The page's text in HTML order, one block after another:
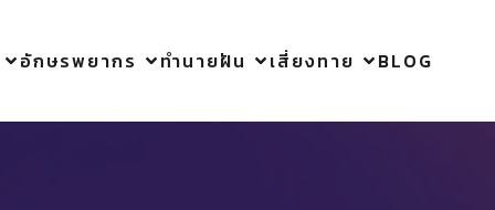
อักษรพยากร ทำนายฝัน เสี่ยงทาย BLOG